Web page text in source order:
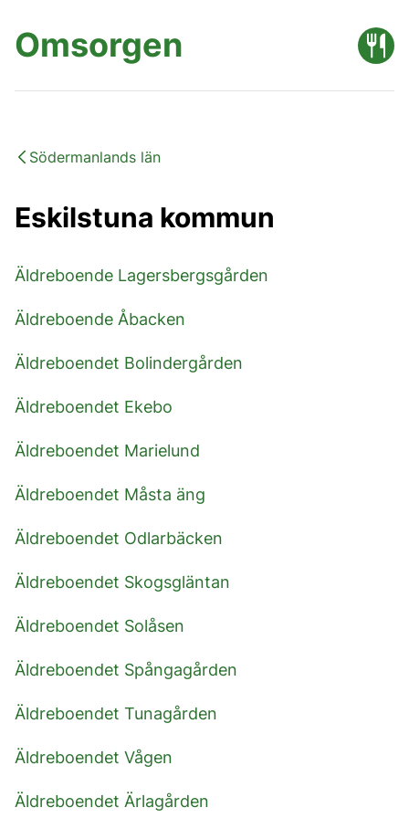
Omsorgen
Södermanlands län
Eskilstuna kommun
Äldreboende Lagersbergsgården
Äldreboende Åbacken
Äldreboendet Bolindergården
Äldreboendet Ekebo
Äldreboendet Marielund
Äldreboendet Måsta äng
Äldreboendet Odlarbäcken
Äldreboendet Skogsgläntan
Äldreboendet Solåsen
Äldreboendet Spångagården
Äldreboendet Tunagården
Äldreboendet Vågen
Äldreboendet Ärlagården